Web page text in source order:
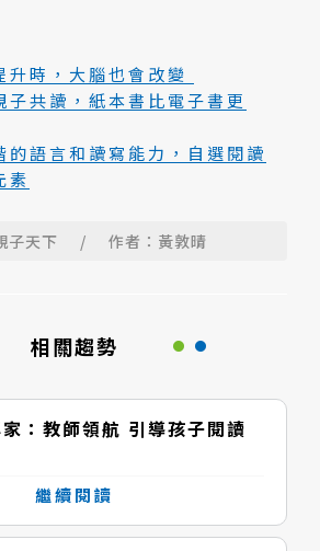
升時，大腦也會改變
子共讀，紙本書比電子書更
的語言和讀寫能力，自選閱讀
素
子天下 / 作者：黃敦晴
相關趨勢
：教師領航 引導孩子閱讀
繼續閱讀